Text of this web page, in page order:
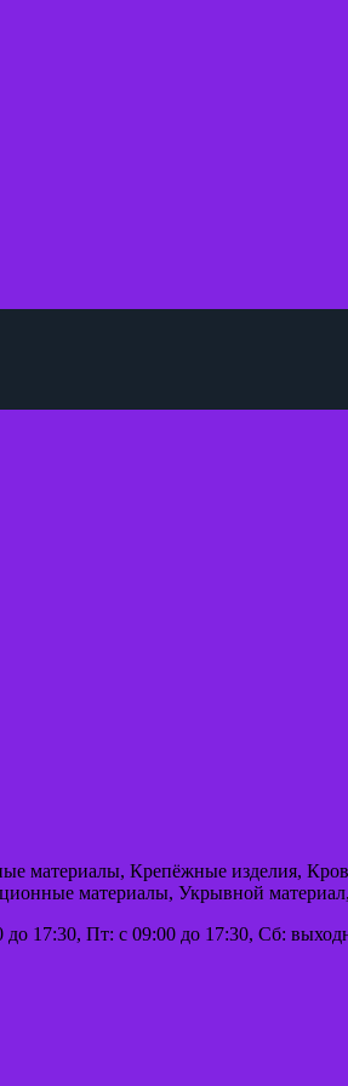
материалы, Крепёжные изделия,
материалы, Укрывной
17:30, Пт: с 09:00 до 17:30, Сб: